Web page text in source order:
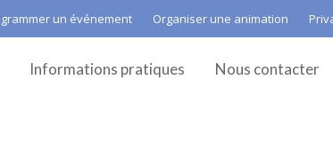
un événement Organiser une animation
Informations pratiques Nous contacter